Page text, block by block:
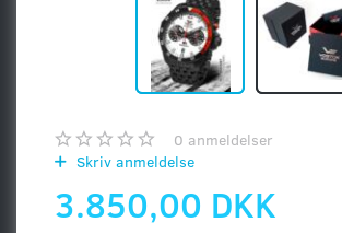
0 anmeldelser
Skriv anmeldelse
3.850,00 DKK